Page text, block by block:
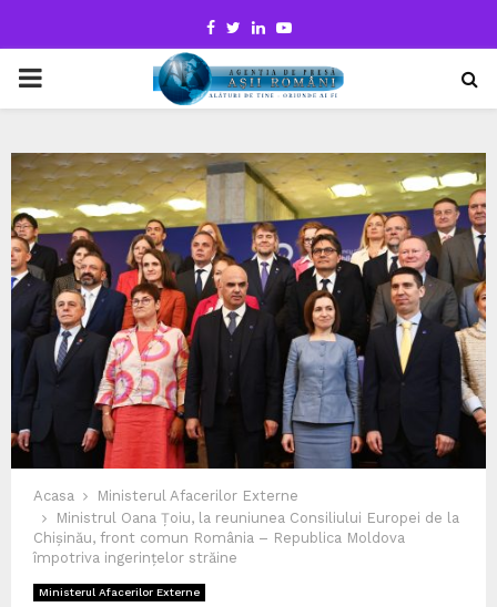
Facebook
TwitterLinkedinYoutube
PRIMARY
Acasa
Ministerul Afacerilor Externe
Ministrul Oana Țoiu, la reuniunea Consiliului Europei de la
Chișinău, front comun România – Republica Moldova
împotriva ingerințelor străine
Ministerul Afacerilor Externe